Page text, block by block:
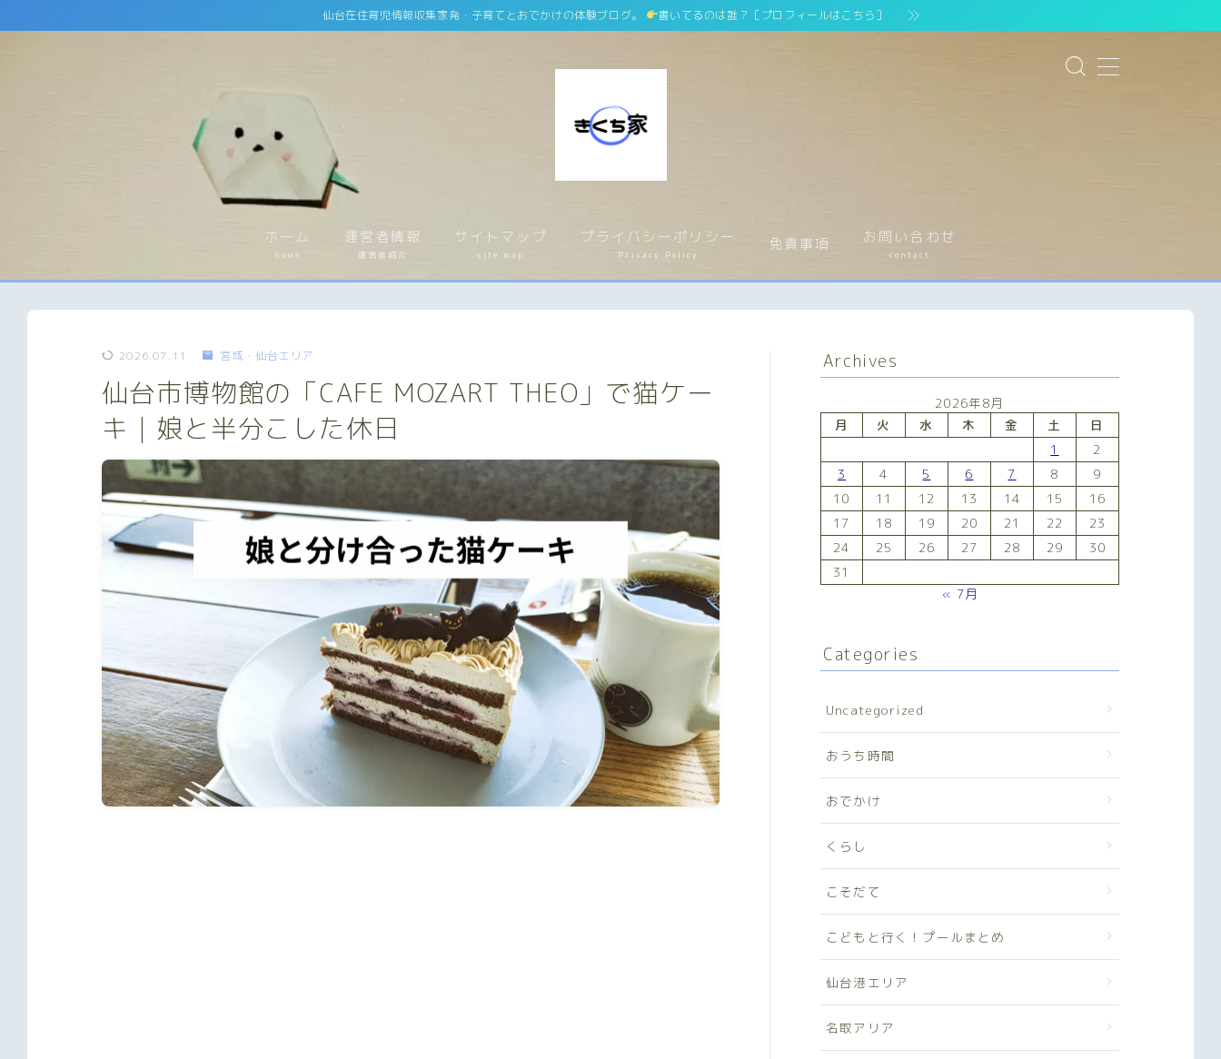
仙台在住育児情報収集家発・子育てとおでかけの体験ブログ。 書いてるのは誰？［プロフィールはこちら］
ホーム
home
運営者情報
運営者紹介
サイトマップ
site map
プライバシーポリシー
Privacy Policy
免責事項 お問い合わせ
contact
home
運営者情報 運営者紹介
免責事項
2026.07.11 宮城・仙台エリア
仙台市博物館の「CAFE MOZART THEO」で猫ケー
キ｜娘と半分こした休日
Archives
2026年8月
月
火 水 木 金 土
日
1
2
3
4 5 6 7 8
9
10
11 12 13 14 15
16
17
18 19 20 21 22
23
24
25 26 27 28 29
30
31
« 7月
Categories
Uncategorized
おうち時間
おでかけ
くらし
こそだて
こどもと行く！プールまとめ
仙台港エリア
名取アリア